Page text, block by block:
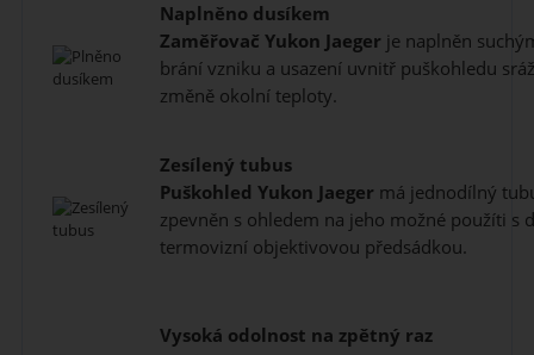
Naplněno dusíkem
Zaměřovač Yukon Jaeger je naplněn
brání vzniku a usazení uvnitř puškohledu
změně okolní teploty.
Zesílený tubus
Puškohled Yukon Jaeger má jednodílný
zpevněn s ohledem na jeho možné použíti s
termovizní objektivovou předsádkou.
Vysoká odolnost na zpětný raz